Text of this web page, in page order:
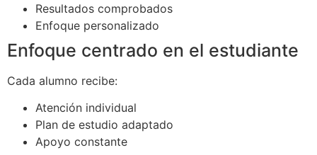
Resultados comprobados
Enfoque personalizado
Enfoque centrado en el estudiante
Cada alumno recibe:
Atención individual
Plan de estudio adaptado
Apoyo constante